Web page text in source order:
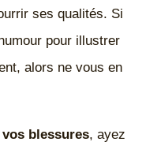
ses qualités. Si
pour illustrer
alors ne vous en
blessures, ayez